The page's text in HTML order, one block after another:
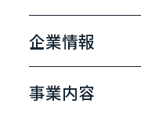
企業情報
事業内容